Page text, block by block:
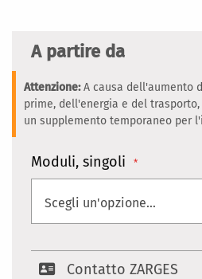
A partire da
Attenzione:A causa dell'aumento
prime, dell'energia e del
un supplemento temporaneo per
Moduli, singoli
Contatto ZARGES